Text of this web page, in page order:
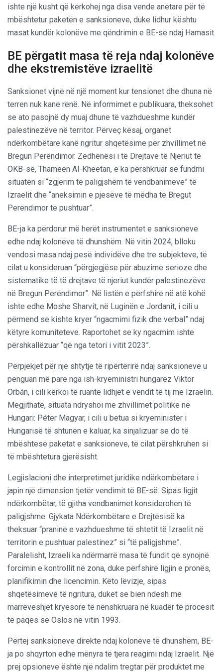
ishte një kusht që kërkohej nga disa vende anëtare për të
mbështetur paketën e sanksioneve, duke lidhur kështu
masat kundër kolonëve me qëndrimin e BE-së ndaj Hamasit.
BE përgatit masa të reja ndaj kolonëve
dhe ekstremistëve izraelitë
Sanksionet vijnë në një moment kur tensionet dhe dhuna në
terren nuk kanë rënë. Në informimet e publikuara, theksohet
se ato pasojnë dy muaj dhune të vazhdueshme kundër
palestinezëve në territor. Përveç kësaj, organet
ndërkombëtare kanë ngritur shqetësime për zhvillimet në
Bregun Perëndimor. Zëdhënësi i të Drejtave të Njeriut të
OKB-së, Thameen Al-Kheetan, e ka përshkruar së fundmi
situatën si “zgjerim të paligjshëm të vendbanimeve” të
Izraelit dhe “aneksimin e pjesëve të mëdha të Bregut
Perëndimor të pushtuar”.
BE-ja ka përdorur më herët instrumentet e sanksioneve
edhe ndaj kolonëve të dhunshëm. Në vitin 2024, blloku
vendosi masa ndaj pesë individëve dhe tre subjekteve, të
cilat u konsideruan “përgjegjëse për abuzime serioze dhe
sistematike të të drejtave të njeriut kundër palestinezëve
në Bregun Perëndimor”. Në listën e përfshirë në atë kohë
ishte edhe Moshe Sharvit, në Luginën e Jordanit, i cili u
përmend se kishte kryer “ngacmimi fizik dhe verbal” ndaj
këtyre komuniteteve. Raportohet se ky ngacmim ishte
përshkallëzuar “që nga tetori i vitit 2023”.
Përpjekjet për një shtytje të ripërtërirë ndaj sanksioneve u
penguan më parë nga ish-kryeministri hungarez Viktor
Orbán, i cili kërkoi të ruante lidhjet e vendit të tij me Izraelin.
Megjithatë, situata ndryshoi me zhvillimet politike në
Hungari: Péter Magyar, i cili u betua si kryeministër i
Hungarisë të shtunën e kaluar, ka sinjalizuar se do të
mbështesë paketat e sanksioneve, të cilat përshkruhen si
të mbështetura gjerësisht.
Legjislacioni dhe interpretimet juridike ndërkombëtare i
japin një dimension tjetër vendimit të BE-së. Sipas ligjit
ndërkombëtar, të gjitha vendbanimet konsiderohen të
paligjshme. Gjykata Ndërkombëtare e Drejtësisë ka
theksuar “praninë e vazhdueshme të shtetit të Izraelit në
territorin e pushtuar palestinez” si “të paligjshme”.
Paralelisht, Izraeli ka ndërmarrë masa të fundit që synojnë
forcimin e kontrollit në zona, duke përfshirë ligjin e pronës,
planifikimin dhe licencimin. Këto lëvizje, sipas
shqetësimeve të ngritura, duket se bien ndesh me
marrëveshjet kryesore të nënshkruara në kuadër të procesit
të paqes së Oslos në vitin 1993.
Përtej sanksioneve direkte ndaj kolonëve të dhunshëm, BE-
ja po shqyrton edhe mënyra të tjera reagimi ndaj Izraelit. Një
prej opsioneve është një ndalim tregtar për produktet me